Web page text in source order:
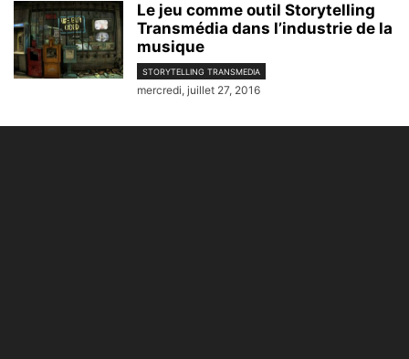
Le jeu comme outil Storytelling
Transmédia dans l’industrie de la
musique
STORYTELLING TRANSMEDIA
mercredi, juillet 27, 2016